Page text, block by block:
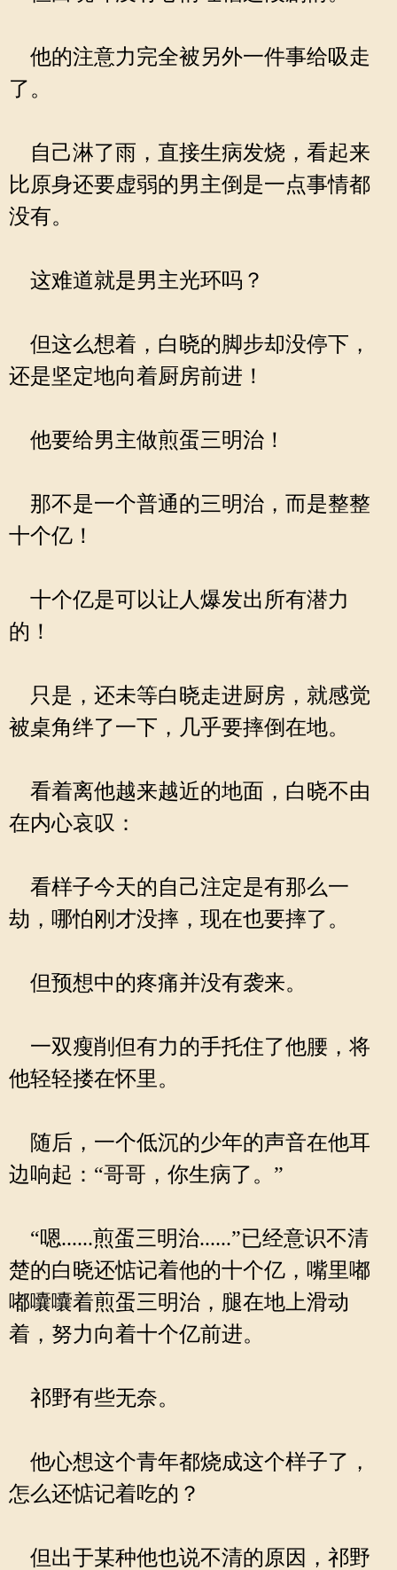
他的注意力完全被另外一件事给吸走
了。
自己淋了雨，直接生病发烧，看起来
比原身还要虚弱的男主倒是一点事情都
没有。
这难道就是男主光环吗？
但这么想着，白晓的脚步却没停下，
还是坚定地向着厨房前进！
他要给男主做煎蛋三明治！
那不是一个普通的三明治，而是整整
十个亿！
十个亿是可以让人爆发出所有潜力
的！
只是，还未等白晓走进厨房，就感觉
被桌角绊了一下，几乎要摔倒在地。
看着离他越来越近的地面，白晓不由
在内心哀叹：
看样子今天的自己注定是有那么一
劫，哪怕刚才没摔，现在也要摔了。
但预想中的疼痛并没有袭来。
一双瘦削但有力的手托住了他腰，将
他轻轻搂在怀里。
随后，一个低沉的少年的声音在他耳
边响起：“哥哥，你生病了。”
“嗯......煎蛋三明治......”已经意识不清
楚的白晓还惦记着他的十个亿，嘴里嘟
嘟囔囔着煎蛋三明治，腿在地上滑动
着，努力向着十个亿前进。
祁野有些无奈。
他心想这个青年都烧成这个样子了，
怎么还惦记着吃的？
但出于某种他也说不清的原因，祁野